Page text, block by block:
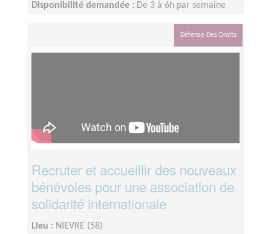
Disponibilité demandée : De 3 à 6h par semaine
Défense Des Droits
Recruter et accueillir des nouveaux
bénévoles pour une association de
solidarité internationale
Lieu : NIEVRE (58)